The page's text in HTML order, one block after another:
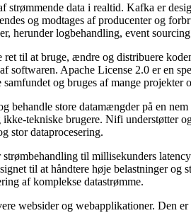
data i realtid. Kafka er
og modtages af producenter og
herunder logbehandling, event
til at bruge, ændre og distribuere
Apache License 2.0 er en
og bruges af mange projekter
behandle store datamængder på en
tekniske brugere. Nifi understøtter
stor dataprocesering.
til millisekunders
til at håndtere høje belastninger
af komplekse datastrømme.
websider og webapplikationer.